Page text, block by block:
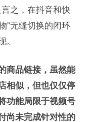
之，在抖音和快
”无缝切换的闭环
。
商品链接，虽然能
相似，但也仅仅停
功能局限于视频号
尚未完成针对性的